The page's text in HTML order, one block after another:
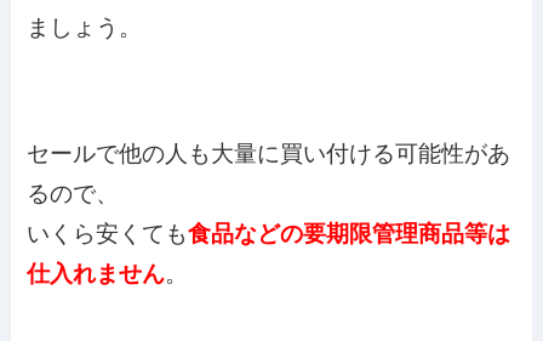
ましょう。
セールで他の人も大量に買い付ける可能性があ
るので、
いくら安くても食品などの要期限管理商品等は
仕入れません。